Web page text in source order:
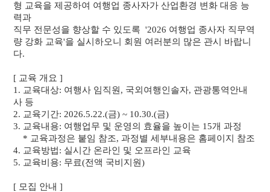
알림마당
관광안내소
형 교육을 제공하여 여행업 종사자가 산업환경 변화 대응 능
력과
직무 전문성을 향상할 수 있도록 '2026 여행업 종사자 직무역
량 강화 교육'을 실시하오니 회원 여러분의 많은 관시 바랍니
다.
[ 교육 개요 ]
1. 교육대상: 여행사 임직원, 국외여행인솔자, 관광통역안내
사 등
2. 교육기간: 2026.5.22.(금) ~ 10.30.(금)
3. 교육내용: 여행업무 및 운영의 효율을 높이는 15개 과정
* 교육과정은 붙임 참조, 과정별 세부내용은 홈페이지 참조
4. 교육방법: 실시간 온라인 및 오프라인 교육
5. 교육비용: 무료(전액 국비지원)
[ 모집 안내 ]